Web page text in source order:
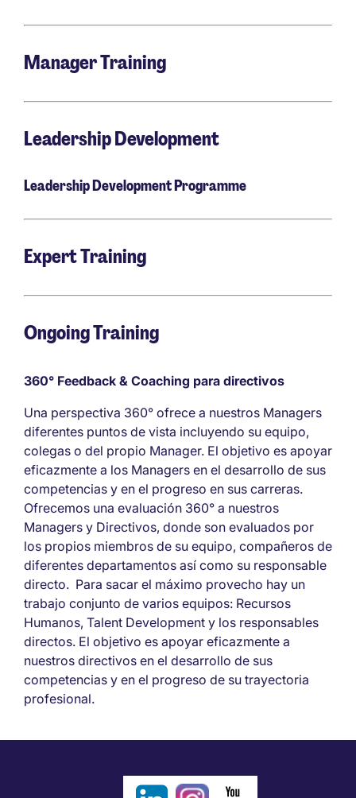
Manager Training
Leadership Development
Leadership Development Programme
Expert Training
Ongoing Training
360° Feedback & Coaching para directivos
Una perspectiva 360° ofrece a nuestros Managers
diferentes puntos de vista incluyendo su equipo,
colegas o del propio Manager. El objetivo es apoyar
eficazmente a los Managers en el desarrollo de sus
competencias y en el progreso en sus carreras.
Ofrecemos una evaluación 360° a nuestros
Managers y Directivos, donde son evaluados por
los propios miembros de su equipo, compañeros de
diferentes departamentos así como su responsable
directo. Para sacar el máximo provecho hay un
trabajo conjunto de varios equipos: Recursos
Humanos, Talent Development y los responsables
directos. El objetivo es apoyar eficazmente a
nuestros directivos en el desarrollo de sus
competencias y en el progreso de su trayectoria
profesional.